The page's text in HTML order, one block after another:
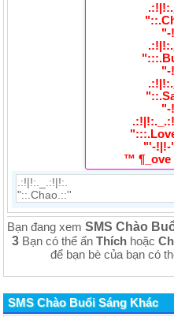
"-
"-
"-
"'-
™ ¶_ove
Bạn đang xem SMS Chào
3Bạn có thể ấn Thíchhoặc
để bạn bè của bạn có
SMS Chào Buổi Sáng Khác